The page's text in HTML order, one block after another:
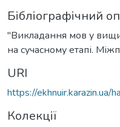
Бібліографічний
"Викладання мов у
на сучасному етапі.
URI
https://
Колекції